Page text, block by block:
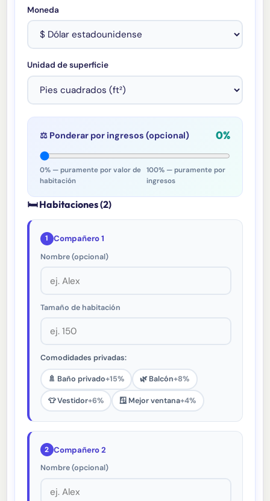
Moneda
Unidad de superficie
⚖️ Ponderar por ingresos (opcional) 0%
0% — puramente por valor de
habitación
100% — puramente por
ingresos
🛏 Habitaciones (2)
1 Compañero 1
Nombre (opcional)
Tamaño de habitación
Comodidades privadas:
🚿 Baño privado+15% 🌿 Balcón+8%
👕 Vestidor+6% 🪟 Mejor ventana+4%
2 Compañero 2
Nombre (opcional)